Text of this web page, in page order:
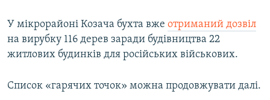
У мікрорайоні Козача бухта вже отриманий дозвіл
на вирубку 116 дерев заради будівництва 22
житлових будинків для російських військових.
Список «гарячих точок» можна продовжувати далі.